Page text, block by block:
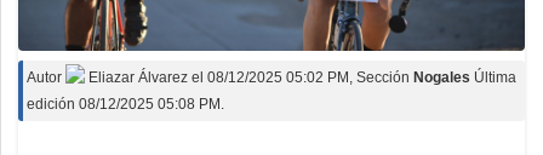
Autor Eliazar Álvarez el 08/12/2025 05:02 PM , Sección Nogales Última
edición 08/12/2025 05:08 PM.